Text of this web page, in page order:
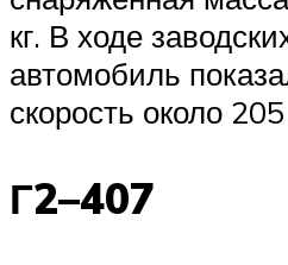
кг. В ходе
автомобиль
скорость около
Г2–407